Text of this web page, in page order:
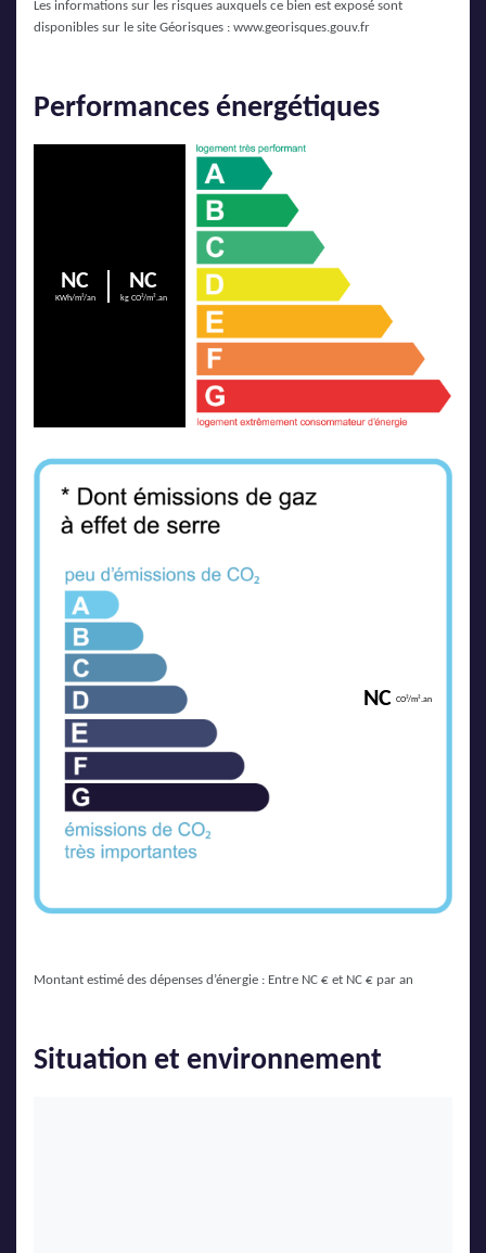
Les informations sur les risques auxquels ce bien est exposé sont
disponibles sur le site Géorisques : www.georisques.gouv.fr
Performances énergétiques
NC
KWh/m²/an
NC
kg CO²/m².an
NC CO²/m².an
Montant estimé des dépenses d’énergie : Entre NC € et NC € par an
Situation et environnement